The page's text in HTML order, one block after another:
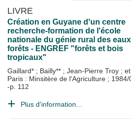
LIVRE
Création en Guyane d'un centre
recherche-formation de l'école
nationale du génie rural des
forêts - ENGREF "forêts et bois
tropicaux"
Gaillard* ; Bailly** ; Jean-Pierre Troy ; et
Paris : Minsitère de l'Agriculture ; 1984/
-p. 112
Plus d'information...